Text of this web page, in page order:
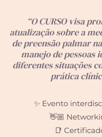
“O CURSO visa
atualização sobre a
de preensão palmar
manejo de pessoas
diferentes situações
prática
✨ Evento
👋🏼
📑